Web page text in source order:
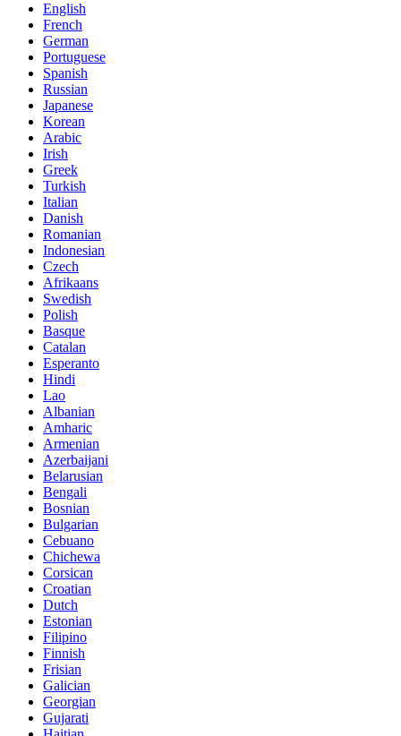
English
French
German
Portuguese
Spanish
Russian
Japanese
Korean
Arabic
Irish
Greek
Turkish
Italian
Danish
Romanian
Indonesian
Czech
Afrikaans
Swedish
Polish
Basque
Catalan
Esperanto
Hindi
Lao
Albanian
Amharic
Armenian
Azerbaijani
Belarusian
Bengali
Bosnian
Bulgarian
Cebuano
Chichewa
Corsican
Croatian
Dutch
Estonian
Filipino
Finnish
Frisian
Galician
Georgian
Gujarati